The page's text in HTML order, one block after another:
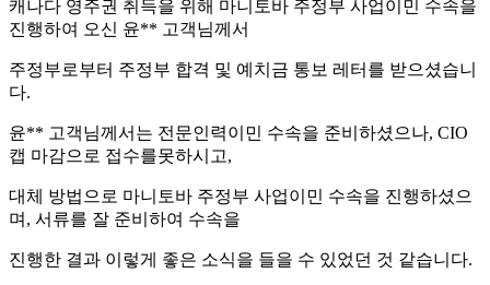
캐나다 영주권 취득을 위해 마니토바 주정부 사업이민 수속을
진행하여 오신 윤** 고객님께서
주정부로부터 주정부 합격 및 예치금 통보 레터를 받으셨습니
다.
윤** 고객님께서는 전문인력이민 수속을 준비하셨으나, CIO
캡 마감으로 접수를못하시고,
대체 방법으로 마니토바 주정부 사업이민 수속을 진행하셨으
며, 서류를 잘 준비하여 수속을
진행한 결과 이렇게 좋은 소식을 들을 수 있었던 것 같습니다.